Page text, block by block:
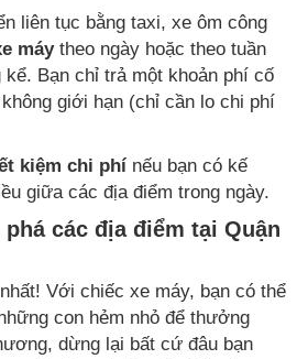
liên tục bằng taxi, xe ôm công
máytheo ngày hoặc theo tuần
Bạn chỉ trả một khoản phí cố
giới hạn (chỉ cần lo chi phí
kiệm chi phí nếu bạn có kế
giữa các địa điểm trong ngày.
các địa điểm tại Quận
Với chiếc xe máy, bạn có thể
con hẻm nhỏ để thưởng
dừng lại bất cứ đâu bạn